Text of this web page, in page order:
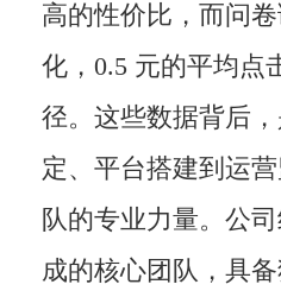
高的性价比，而问
化，0.5 元的平均点
径。这些数据背后
定、平台搭建到运
队的专业力量。公
成的核心团队，具